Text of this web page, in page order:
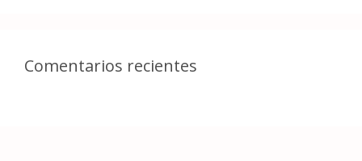
Comentarios recientes